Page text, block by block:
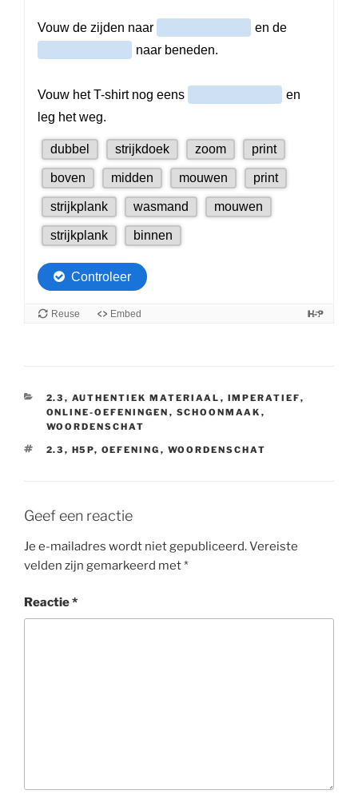
CATEGORIEËN
2.3 , AUTHENTIEK MATERIAAL , IMPERATIEF,
ONLINE-OEFENINGEN , SCHOONMAAK ,
WOORDENSCHAT
TAGS
2.3 , H5P, OEFENING , WOORDENSCHAT
Geef een reactie
Je e-mailadres wordt niet gepubliceerd.Vereiste
velden zijn gemarkeerd met*
Reactie*